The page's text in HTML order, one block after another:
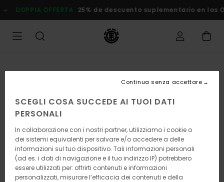
alle
informazioni
prodotto
OFFERTA 25% de descuento suplementario en las Ofertas
SCEGLI COSA SUCCEDE AI TUOI DATI
PERSONALI
In collaborazione con i nostri partner, utilizziamo i cookie o
dei sistemi equivalenti per salvare e/o accedere a delle
informazioni sul tuo dispositivo. Tali informazioni personali
(ad es. i dati di navigazione e il tuo indirizzo IP) potrebbero
essere utilizzati per: offrirti contenuti e informazioni
personalizzati, misurare l’efficacia dei contenuti e della
Continua senza accettare